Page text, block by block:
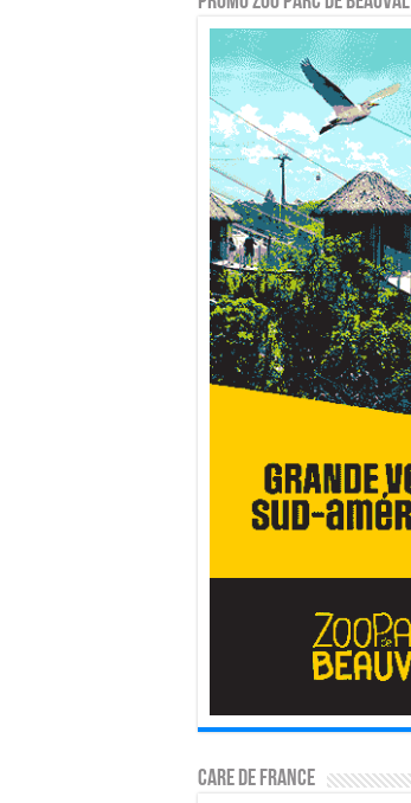
CARE DE FRANCE